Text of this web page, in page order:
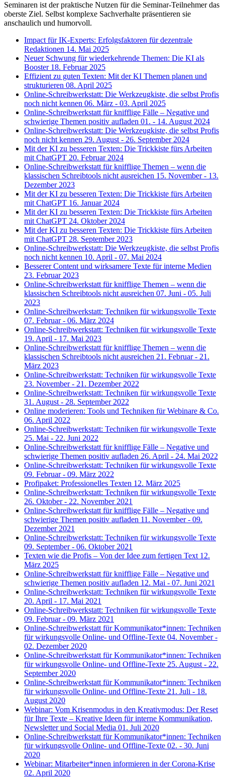
Seminaren ist der praktische Nutzen für die Seminar-Teilnehmer das
oberste Ziel. Selbst komplexe Sachverhalte präsentieren sie
anschaulich und humorvoll.
Impact für IK-Experts: Erfolgsfaktoren für dezentrale
Redaktionen 14. Mai 2025
Neuer Schwung für wiederkehrende Themen: Die KI als
Booster 18. Februar 2025
Effizient zu guten Texten: Mit der KI Themen planen und
strukturieren 08. April 2025
Online-Schreibwerkstatt: Die Werkzeugkiste, die selbst Profis
noch nicht kennen 06. März - 03. April 2025
Online-Schreibwerkstatt für knifflige Fälle – Negative und
schwierige Themen positiv aufladen 01. - 14. August 2024
Online-Schreibwerkstatt: Die Werkzeugkiste, die selbst Profis
noch nicht kennen 29. August - 26. September 2024
Mit der KI zu besseren Texten: Die Trickkiste fürs Arbeiten
mit ChatGPT 20. Februar 2024
Online-Schreibwerkstatt für knifflige Themen – wenn die
klassischen Schreibtools nicht ausreichen 15. November - 13.
Dezember 2023
Mit der KI zu besseren Texten: Die Trickkiste fürs Arbeiten
mit ChatGPT 16. Januar 2024
Mit der KI zu besseren Texten: Die Trickkiste fürs Arbeiten
mit ChatGPT 24. Oktober 2024
Mit der KI zu besseren Texten: Die Trickkiste fürs Arbeiten
mit ChatGPT 28. September 2023
Online-Schreibwerkstatt: Die Werkzeugkiste, die selbst Profis
noch nicht kennen 10. April - 07. Mai 2024
Besserer Content und wirksamere Texte für interne Medien
23. Februar 2023
Online-Schreibwerkstatt für knifflige Themen – wenn die
klassischen Schreibtools nicht ausreichen 07. Juni - 05. Juli
2023
Online-Schreibwerkstatt: Techniken für wirkungsvolle Texte
07. Februar - 06. März 2024
Online-Schreibwerkstatt: Techniken für wirkungsvolle Texte
19. April - 17. Mai 2023
Online-Schreibwerkstatt für knifflige Themen – wenn die
klassischen Schreibtools nicht ausreichen 21. Februar - 21.
März 2023
Online-Schreibwerkstatt: Techniken für wirkungsvolle Texte
23. November - 21. Dezember 2022
Online-Schreibwerkstatt: Techniken für wirkungsvolle Texte
31. August - 28. September 2022
Online moderieren: Tools und Techniken für Webinare & Co.
06. April 2022
Online-Schreibwerkstatt: Techniken für wirkungsvolle Texte
25. Mai - 22. Juni 2022
Online-Schreibwerkstatt für knifflige Fälle – Negative und
schwierige Themen positiv aufladen 26. April - 24. Mai 2022
Online-Schreibwerkstatt: Techniken für wirkungsvolle Texte
09. Februar - 09. März 2022
Profipaket: Professionelles Texten 12. März 2025
Online-Schreibwerkstatt: Techniken für wirkungsvolle Texte
26. Oktober - 22. November 2021
Online-Schreibwerkstatt für knifflige Fälle – Negative und
schwierige Themen positiv aufladen 11. November - 09.
Dezember 2021
Online-Schreibwerkstatt: Techniken für wirkungsvolle Texte
09. September - 06. Oktober 2021
Texten wie die Profis – Von der Idee zum fertigen Text 12.
März 2025
Online-Schreibwerkstatt für knifflige Fälle – Negative und
schwierige Themen positiv aufladen 12. Mai - 07. Juni 2021
Online-Schreibwerkstatt: Techniken für wirkungsvolle Texte
20. April - 17. Mai 2021
Online-Schreibwerkstatt: Techniken für wirkungsvolle Texte
09. Februar - 09. März 2021
Online-Schreibwerkstatt für Kommunikator*innen: Techniken
für wirkungsvolle Online- und Offline-Texte 04. November -
02. Dezember 2020
Online-Schreibwerkstatt für Kommunikator*innen: Techniken
für wirkungsvolle Online- und Offline-Texte 25. August - 22.
September 2020
Online-Schreibwerkstatt für Kommunikator*innen: Techniken
für wirkungsvolle Online- und Offline-Texte 21. Juli - 18.
August 2020
Webinar: Vom Krisenmodus in den Kreativmodus: Der Reset
für Ihre Texte – Kreative Ideen für interne Kommunikation,
Newsletter und Social Media 01. Juli 2020
Online-Schreibwerkstatt für Kommunikator*innen: Techniken
für wirkungsvolle Online- und Offline-Texte 02. - 30. Juni
2020
Webinar: Mitarbeiter*innen informieren in der Corona-Krise
02. April 2020